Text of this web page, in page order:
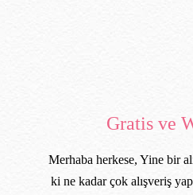
Gratis ve
Merhaba herkese, Yine bir
ki ne kadar çok alışveriş